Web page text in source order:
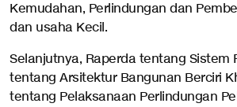
Kemudahan, Perlindungan dan
dan usaha Kecil.
Selanjutnya, Raperda tentang Sistem
tentang Arsitektur Bangunan Berciri
tentang Pelaksanaan Perlindungan